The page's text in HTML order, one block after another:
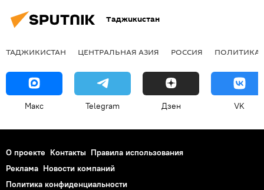
Таджикистан
ТАДЖИКИСТАН ЦЕНТРАЛЬНАЯ АЗИЯ РОССИЯ ПОЛИТИКА
Макс Telegram Дзен VK
О проекте Контакты Правила использования
Реклама Новости компаний
Политика конфиденциальности